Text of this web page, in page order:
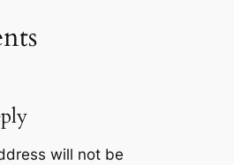
will not be